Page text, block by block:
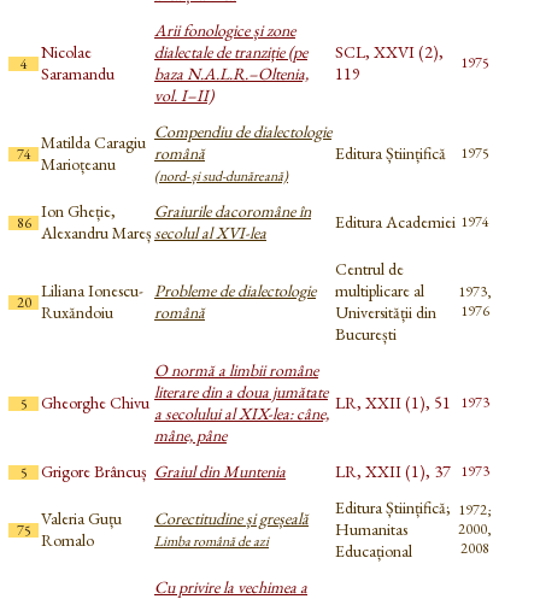
4
Nicolae
Saramandu
Arii fonologice și zone
dialectale de tranziție (pe
baza N.A.L.R.–Oltenia,
vol. I–II)
SCL, XXVI (2),
119
1975
74
Matilda Caragiu
Marioțeanu
Compendiu de dialectologie
română
(nord- și sud-dunăreană)
Editura Științifică 1975
86
Ion Gheție,
Alexandru Mareș
Graiurile dacoromâne în
secolul al XVI-lea
Editura Academiei 1974
20
Liliana Ionescu-
Ruxăndoiu
Probleme de dialectologie
română
Centrul de
multiplicare al
Universității din
București
1973,
1976
5 Gheorghe Chivu
O normă a limbii române
literare din a doua jumătate
a secolului al XIX-lea: câne,
mâne, pâne
LR, XXII (1), 51 1973
5 Grigore Brâncuș Graiul din Muntenia LR, XXII (1), 37 1973
75
Valeria Guțu
Romalo
Corectitudine și greșeală
Limba română de azi
Editura Științifică;
Humanitas
Educațional
1972;
2000,
2008
Cu privire la vechimea a